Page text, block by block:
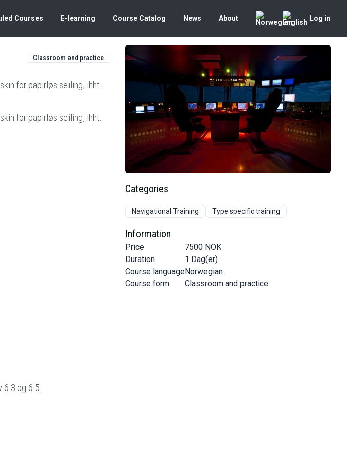
Courses E-learning Course Catalog News About Log in
Classroom and practice
for papirløs seiling, ihht.
for papirløs seiling, ihht.
og 6.5.
Categories
Navigational Training Type specific training
Information
Price
Duration
Course language
Course form
7500 NOK
1 Dag(er)
Norwegian
Classroom and practice